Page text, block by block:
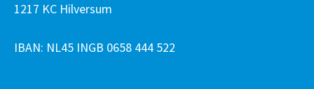
1217 KC Hilversum
IBAN: NL45 INGB 0658 444 522